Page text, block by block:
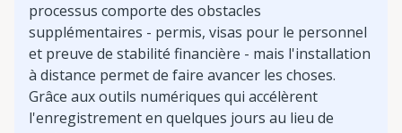
processus comporte des obstacles
supplémentaires - permis, visas pour le personnel
et preuve de stabilité financière - mais l'installation
à distance permet de faire avancer les choses.
Grâce aux outils numériques qui accélèrent
l'enregistrement en quelques jours au lieu de